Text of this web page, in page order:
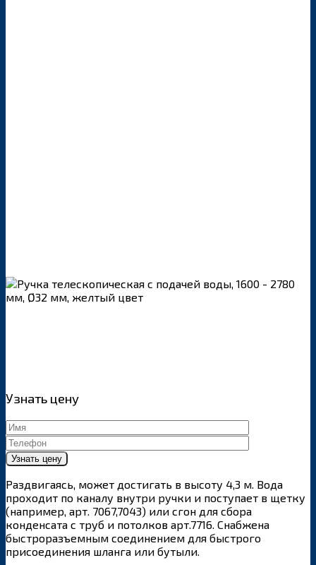
Узнать цену
Раздвигаясь, может достигать в высоту 4,3 м. Вода
проходит по каналу внутри ручки и поступает в щетку
(например, арт. 7067,7043) или сгон для сбора
конденсата с труб и потолков арт.7716. Снабжена
быстроразъемным соединением для быстрого
присоединения шланга или бутыли.